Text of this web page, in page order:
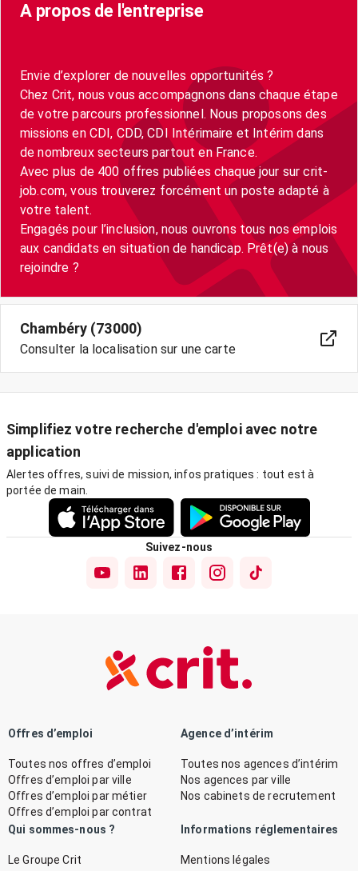
A propos de l'entreprise
Envie d’explorer de nouvelles opportunités ?
Chez Crit, nous vous accompagnons dans chaque étape
de votre parcours professionnel. Nous proposons des
missions en CDI, CDD, CDI Intérimaire et Intérim dans
de nombreux secteurs partout en France.
Avec plus de 400 offres publiées chaque jour sur crit-
job.com, vous trouverez forcément un poste adapté à
votre talent.
Engagés pour l’inclusion, nous ouvrons tous nos emplois
aux candidats en situation de handicap. Prêt(e) à nous
Chambéry (73000)
Consulter la localisation sur une carte
Simplifiez votre recherche d'emploi avec notre
application
Alertes offres, suivi de mission, infos pratiques : tout est à
portée de main.
Suivez-nous
Offres d’emploi
Toutes nos offres d’emploi
Offres d’emploi par ville
Offres d’emploi par métier
Offres d’emploi par contrat
Agence d’intérim
Toutes nos agences d’intérim
Nos agences par ville
Nos cabinets de recrutement
Qui sommes-nous ?
Le Groupe Crit
Informations réglementaires
Mentions légales